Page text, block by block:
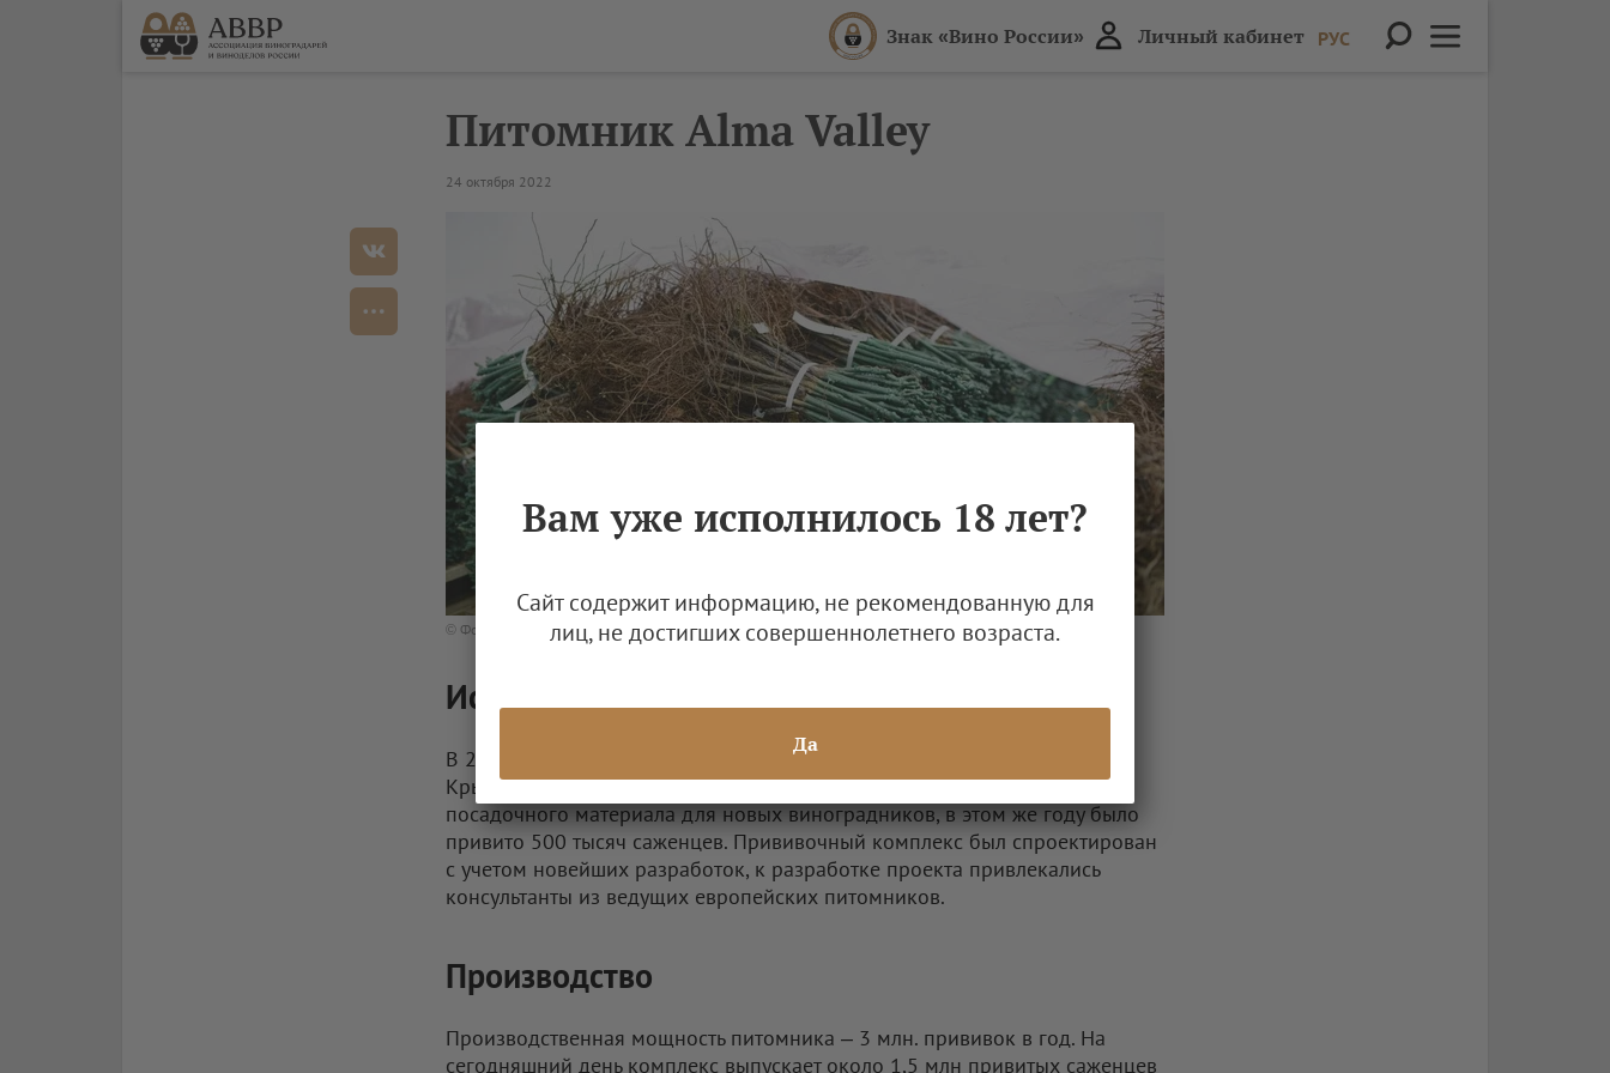
Знак «Вино России» Личный кабинет РУС
Питомник Alma Valley
24 октября 2022
© Фото: Alma Valley
История
В 2018 году на территории винодельни Alma Valley запустили первый в
Крыму современный прививочный комплекс по производству
посадочного материала для новых виноградников, в этом же году было
привито 500 тысяч саженцев. Прививочный комплекс был спроектирован
с учетом новейших разработок, к разработке проекта привлекались
консультанты из ведущих европейских питомников.
Производство
Производственная мощность питомника – 3 млн. прививок в год. На
сегодняшний день комплекс выпускает около 1,5 млн привитых саженцев
Вам уже исполнилось 18 лет?
Сайт содержит информацию, не рекомендованную для
лиц, не достигших совершеннолетнего возраста.
Да